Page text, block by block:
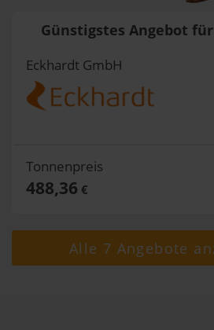
Günstigstes Angebot für
Eckhardt GmbH
Tonnenpreis
488,36 €
Alle 7 Angebote